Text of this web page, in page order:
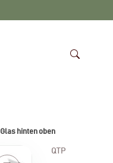
Glas hinten oben
QTP